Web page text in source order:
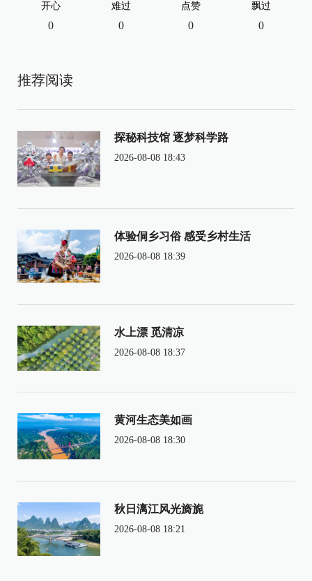
开心
0
难过
0
点赞
0
飘过
0
推荐阅读
探秘科技馆 逐梦科学路
2026-08-08 18:43
体验侗乡习俗 感受乡村生活
2026-08-08 18:39
水上漂 觅清凉
2026-08-08 18:37
黄河生态美如画
2026-08-08 18:30
秋日漓江风光旖旎
2026-08-08 18:21